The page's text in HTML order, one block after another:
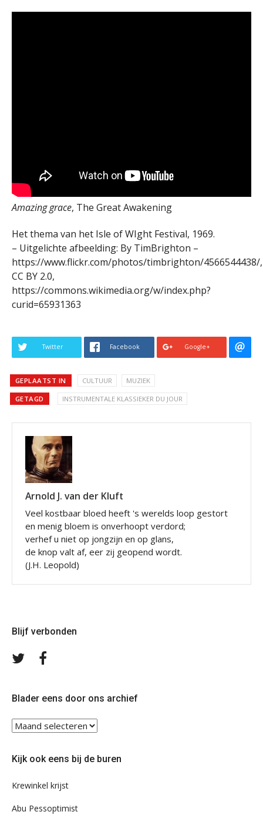
Amazing grace, The Great Awakening
Het thema van het Isle of WIght Festival, 1969.
– Uitgelichte afbeelding: By TimBrighton –
https://www.flickr.com/photos/timbrighton/4566544438/,
CC BY 2.0,
https://commons.wikimedia.org/w/index.php?
curid=65931363
Twitter Facebook Google+
GEPLAATST IN CULTUUR MUZIEK
GETAGD INSTRUMENTALE KLASSIEKER DU JOUR
Arnold J. van der Kluft
Veel kostbaar bloed heeft 's werelds loop gestort
en menig bloem is onverhoopt verdord;
verhef u niet op jongzijn en op glans,
de knop valt af, eer zij geopend wordt.
(J.H. Leopold)
Blijf verbonden
Volg
Blader eens door ons archief
Blader
eens
ons
Kijk ook eens bij de buren
Krewinkel krijst
Abu Pessoptimist